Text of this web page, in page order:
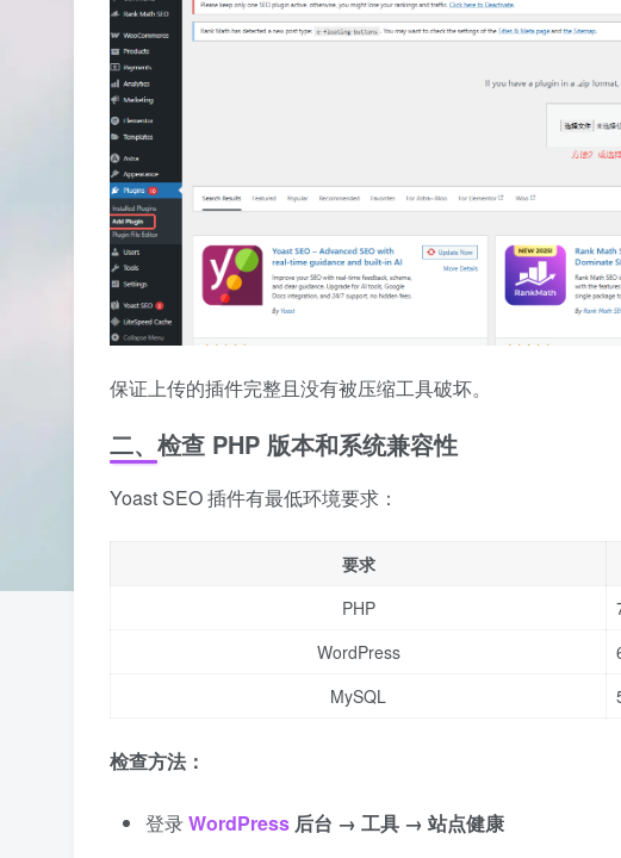
保证上传的插件完整且没有被压缩工具破坏。
二、检查 PHP 版本和系统兼容性
Yoast SEO 插件有最低环境要求：
要求
PHP
WordPress
MySQL
检查方法：
登录WordPress 后台 → 工具 → 站点健康